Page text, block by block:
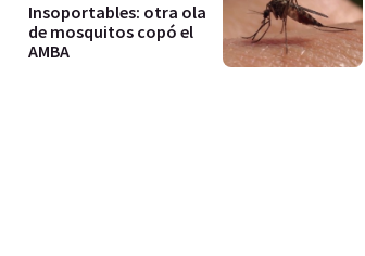
Insoportables: otra ola
de mosquitos copó el
AMBA